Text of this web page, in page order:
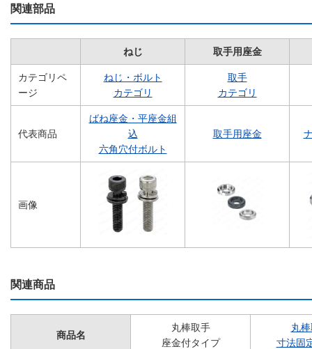
関連部品
ねじ 取手用座金
カテゴリペ
ージ
ねじ・ボルト
カテゴリ
取手
カテゴリ
代表商品
ばね座金・平座金組
込
六角穴付ボルト
取手用座金
画像
関連商品
商品名
丸棒取手
座金付タイプ
丸
寸法固